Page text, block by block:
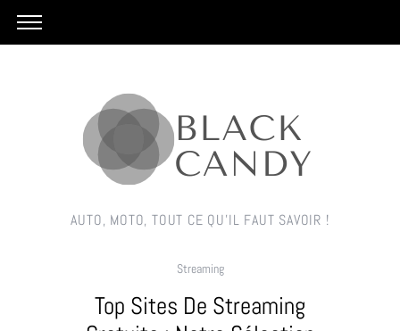
AUTO, MOTO, TOUT CE QU'IL FAUT SAVOIR !
Streaming
Top Sites De Streaming